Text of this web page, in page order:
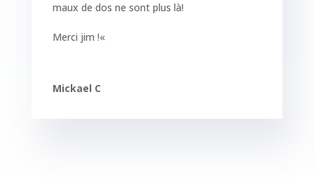
maux de dos ne sont plus là!
Merci jim !«
Mickael C